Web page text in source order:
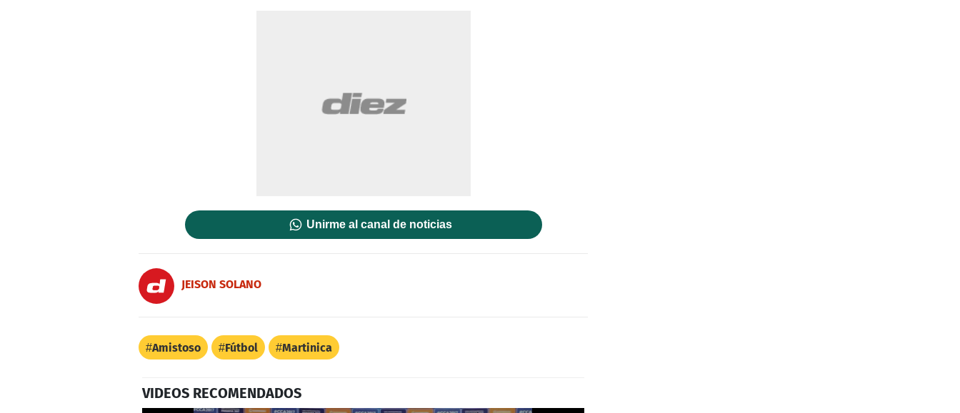
Unirme al canal de noticias
JEISON SOLANO
Amistoso Fútbol Martinica
VIDEOS RECOMENDADOS